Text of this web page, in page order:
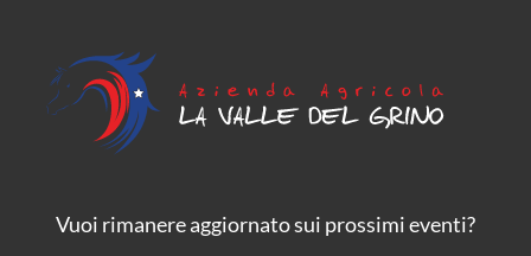
Vuoi rimanere aggiornato sui prossimi eventi?